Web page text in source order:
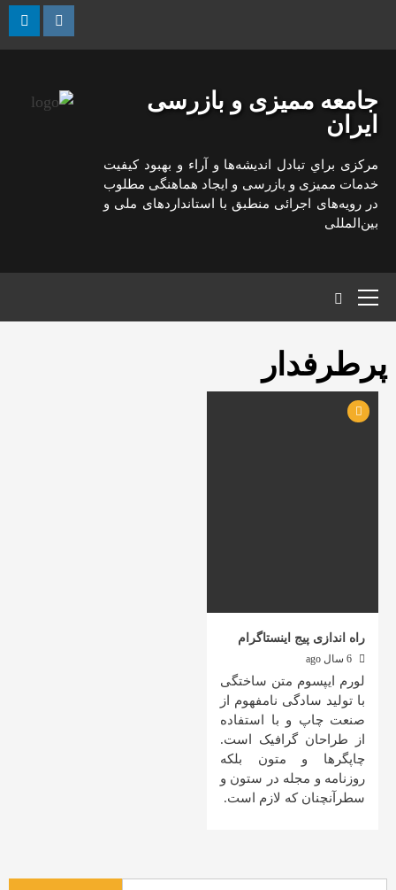
Instagram
جامعه ممیزی و بازرسی
ایران
مركزی براي تبادل انديشه‌ها و آراء و بهبود كيفيت
خدمات مميزی و بازرسی و ايجاد هماهنگی مطلوب
در رويه‌های اجرائی منطبق با استانداردهای ملی و
بين‌المللی
پرطرفدار
راه اندازی پیج اینستاگرام
لورم ايپسوم متن ساختگی
با توليد سادگی نامفهوم از
صنعت چاپ و با استفاده
از طراحان گرافيک است.
چاپگرها و متون بلکه
روزنامه و مجله در ستون و
سطرآنچنان که لازم است.
جستجو